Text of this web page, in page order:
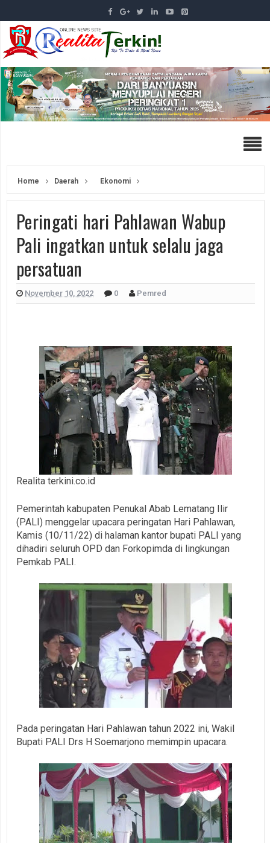
Home Daerah Ekonomi
Peringati hari Pahlawan Wabup
Pali ingatkan untuk selalu jaga
persatuan
November 10, 2022 0 Pemred
Realita terkini.co.id
Pemerintah kabupaten Penukal Abab Lematang Ilir
(PALI) menggelar upacara peringatan Hari Pahlawan,
Kamis (10/11/22) di halaman kantor bupati PALI yang
dihadiri seluruh OPD dan Forkopimda di lingkungan
Pemkab PALI.
Pada peringatan Hari Pahlawan tahun 2022 ini, Wakil
Bupati PALI Drs H Soemarjono memimpin upacara.